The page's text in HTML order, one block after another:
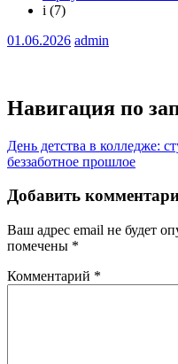
i (7)
01.06.2026 admin
Навигация по
День детства в колледже:
беззаботное прошлое
Добавить
Ваш адрес email не будет
помечены *
Комментарий *